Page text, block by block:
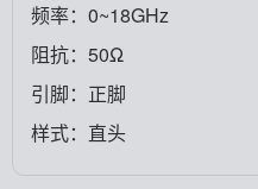
频率：0~18GHz
阻抗：50Ω
引脚：正脚
样式：直头